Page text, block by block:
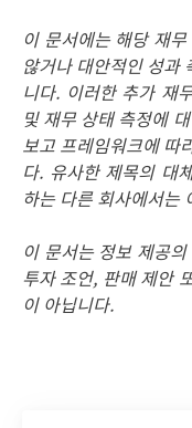
이 문서에는 해당 재
않거나 대안적인 성과
니다. 이러한 추가 재
및 재무 상태 측정에
보고 프레임워크에 따
다. 유사한 제목의 대
하는 다른 회사에서는
이 문서는 정보 제공
투자 조언, 판매 제안
이 아닙니다.